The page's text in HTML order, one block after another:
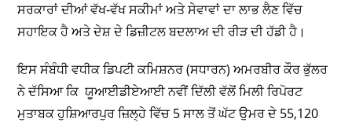
ਸਰਕਾਰਾਂ ਦੀਆਂ ਵੱਖ-ਵੱਖ ਸਕੀਮਾਂ ਅਤੇ ਸੇਵਾਵਾਂ ਦਾ ਲਾਭ ਲੈਣ ਵਿੱਚ
ਸਹਾਇਕ ਹੈ ਅਤੇ ਦੇਸ਼ ਦੇ ਡਿਜ਼ੀਟਲ ਬਦਲਾਅ ਦੀ ਰੀੜ ਦੀ ਹੱਡੀ ਹੈ।
ਇਸ ਸੰਬੰਧੀ ਵਧੀਕ ਡਿਪਟੀ ਕਮਿਸ਼ਨਰ (ਸਧਾਰਨ) ਅਮਰਬੀਰ ਕੌਰ ਭੁੱਲਰ
ਨੇ ਦੱਸਿਆ ਕਿ ਯੂਆਈਡੀਏਆਈ ਨਵੀਂ ਦਿੱਲੀ ਵੱਲੋਂ ਮਿਲੀ ਰਿਪੋਰਟ
ਮੁਤਾਬਕ ਹੁਸ਼ਿਆਰਪੁਰ ਜ਼ਿਲ੍ਹੇ ਵਿੱਚ 5 ਸਾਲ ਤੋਂ ਘੱਟ ਉਮਰ ਦੇ 55,120